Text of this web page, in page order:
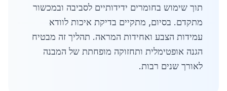
תוך שימוש בחומרים ידידותיים לסביבה ובמכשור
מתקדם. בסיום, מתקיים בדיקת איכות לוודא
עמידות הצבע ואחידות המראה. תהליך זה מבטיח
הגנה אופטימלית ותחזוקה מופחתת של המבנה
לאורך שנים רבות.